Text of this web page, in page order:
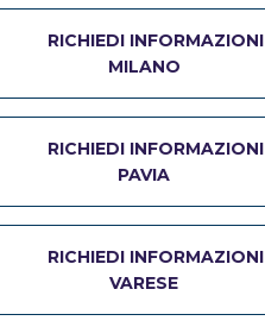
RICHIEDI INFORMAZIONI
MILANO
RICHIEDI INFORMAZIONI
PAVIA
RICHIEDI INFORMAZIONI
VARESE